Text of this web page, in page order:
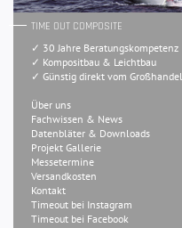
TIME OUT COMPOSITE
✓ 30 Jahre Beratungskompetenz
✓ Kompositbau & Leichtbau
✓ Günstig direkt vom Großhandel
Über uns
Fachwissen & News
Datenbläter & Downloads
Projekt Gallerie
Messetermine
Versandkosten
Kontakt
Timeout bei Instagram
Timeout bei Facebook